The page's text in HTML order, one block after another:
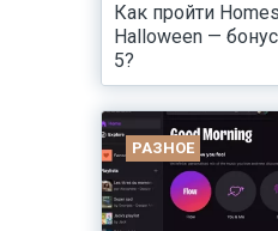
Как пройти
Halloween —
5?
РАЗНОЕ